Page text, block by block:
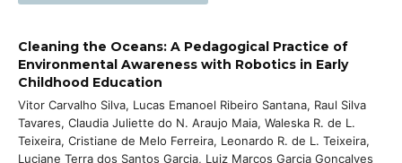
Cleaning the Oceans: A Pedagogical Practice of
Environmental Awareness with Robotics in Early
Childhood Education
Vitor Carvalho Silva, Lucas Emanoel Ribeiro Santana, Raul Silva
Tavares, Claudia Juliette do N. Araujo Maia, Waleska R. de L.
Teixeira, Cristiane de Melo Ferreira, Leonardo R. de L. Teixeira,
Luciane Terra dos Santos Garcia, Luiz Marcos Garcia Gonçalves